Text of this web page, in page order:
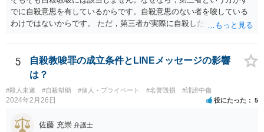
でに自殺意思を有しているからです。自殺意思のない者を唆している
わけではないからです。 ただ，第三者が実際に自殺した場合，あなた
5
自殺教唆罪の成立条件とLINEメッセージの影響
は？
#殺人未遂 #自殺幇助 #個人・プライベート #名誉毀損 #誹謗中傷
2024年2月26日 役にたった 5
佐藤 充崇 弁護士